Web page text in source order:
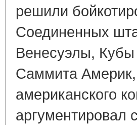
решили
Соединенных
Венесуэлы,
Саммита
американского
аргументировал